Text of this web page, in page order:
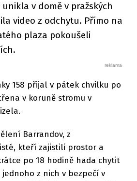
v domě v pražských
video z odchytu. Přímo na
plaza pokoušeli
158 přijal v pátek chvilku po
v koruně stromu v
Barrandov, z
kteří zajistili prostor a
po 18 hodině hada chytit
z nich v bezpečí v